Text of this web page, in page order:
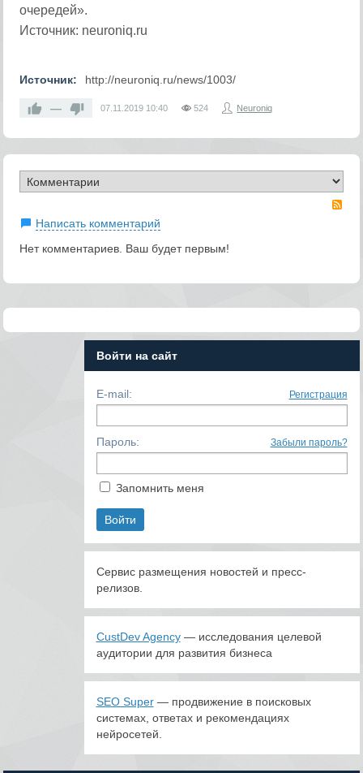
очередей».
Источник: neuroniq.ru
Источник: http://neuroniq.ru/news/1003/
— 07.11.2019 10:40 524 Neuroniq
Написать комментарий
Нет комментариев. Ваш будет первым!
Войти на сайт
E-mail: Регистрация
Пароль: Забыли пароль?
Запомнить меня
Сервис размещения новостей и пресс-
релизов.
CustDev Agency— исследования целевой
аудитории для развития бизнеса
SEO Super— продвижение в поисковых
системах, ответах и рекомендациях
нейросетей.